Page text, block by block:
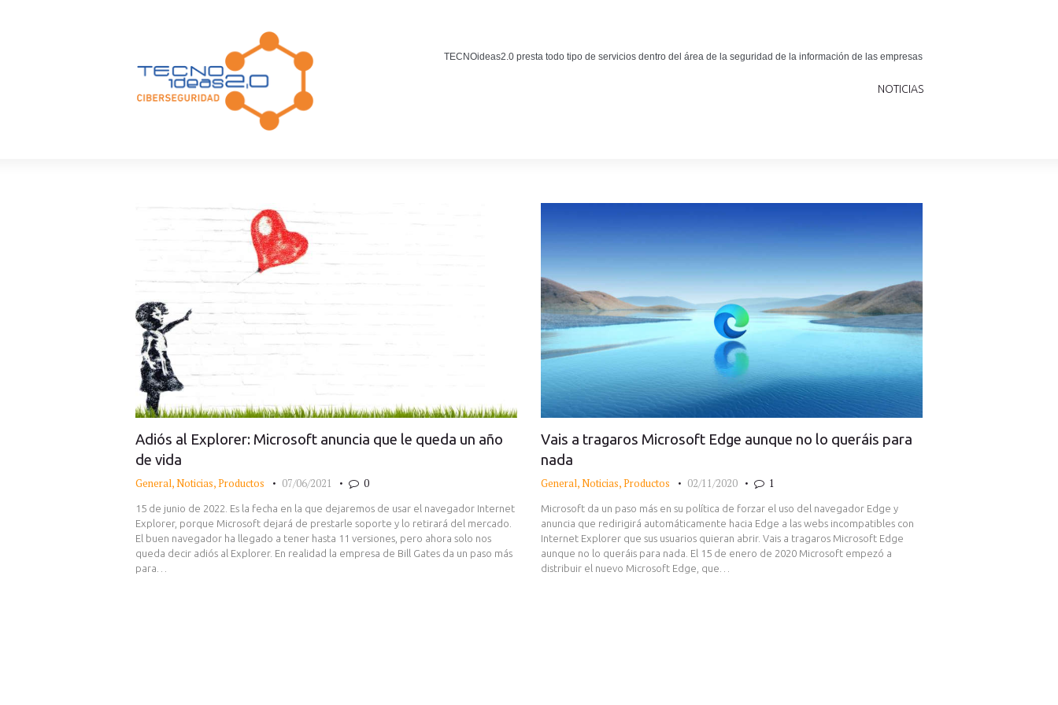
TECNOideas2.0 presta todo tipo de servicios dentro del área de la seguridad de la información de las empresas
NOTICIAS
Noticias tecnológicas.
Adiós al Explorer: Microsoft anuncia que le queda un año
de vida
General,Noticias,Productos 07/06/2021 0
15 de junio de 2022. Es la fecha en la que dejaremos de usar el navegador Internet
Explorer, porque Microsoft dejará de prestarle soporte y lo retirará del mercado.
El buen navegador ha llegado a tener hasta 11 versiones, pero ahora solo nos
queda decir adiós al Explorer. En realidad la empresa de Bill Gates da un paso más
para…
Vais a tragaros Microsoft Edge aunque no lo queráis para
nada
General,Noticias,Productos 02/11/2020 1
Microsoft da un paso más en su política de forzar el uso del navegador Edge y
anuncia que redirigirá automáticamente hacia Edge a las webs incompatibles con
Internet Explorer que sus usuarios quieran abrir. Vais a tragaros Microsoft Edge
aunque no lo queráis para nada. El 15 de enero de 2020 Microsoft empezó a
distribuir el nuevo Microsoft Edge, que…